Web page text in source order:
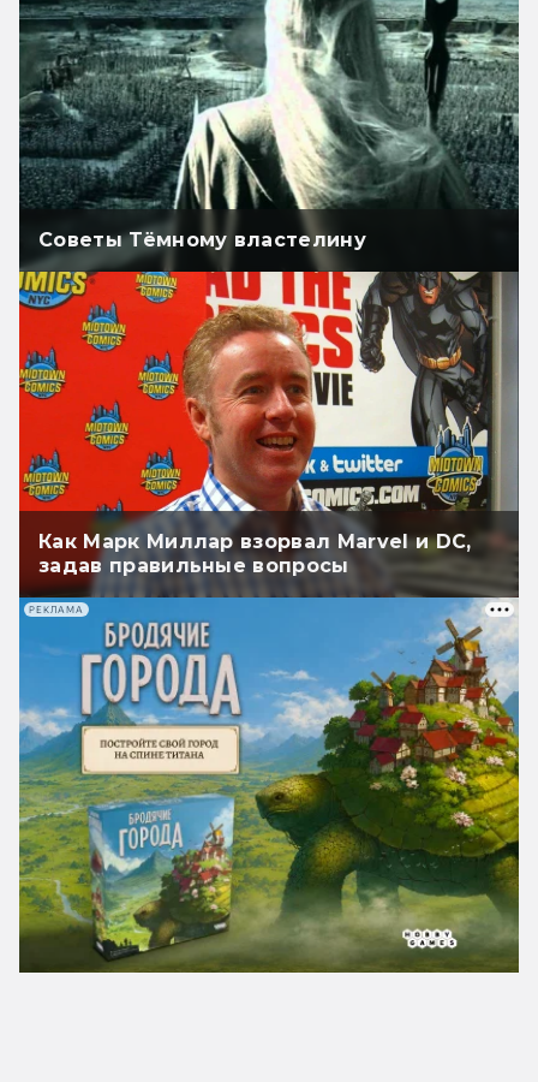
Советы Тёмному властелину
Как Марк Миллар взорвал Marvel и DC,
задав правильные вопросы
РЕКЛАМА